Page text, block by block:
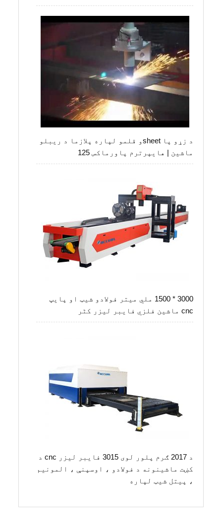
د زړو پا sheetو قلمو لپاره پلازما د ریبلو
ماشین | هایپرترم پاورماکس 125
3000 * 1500 ملي میتر فولادو شیټ او پایپ
cnc ماشین فلزي فایبر ليزر کٹر
د 2017 ګرم پلور لوی 3015 فایبر لیزر cnc د
کښت ماشینونه د فولادو ، اوسپنې ، المونیم
، پیتل شیټ لپاره